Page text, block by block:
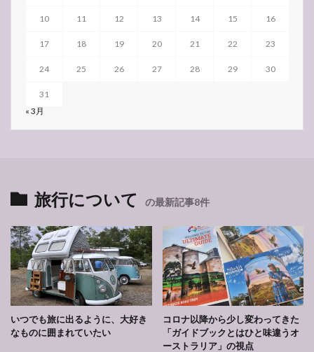
10 11 12 13 14 15 16
17 18 19 20 21 22 23
24 25 26 27 28 29 30
31
« 3月
旅行について の最新記事8件
いつでも旅に出るように、大好き
なものに囲まれていたい
コロナ以降から少し変わってきた
「ガイドブックとはひと味違うオ
ーストラリア」の視点